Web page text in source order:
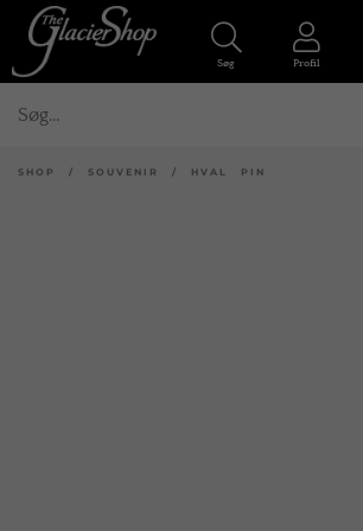
Søg Profil
SHOP / SOUVENIR / HVAL PIN